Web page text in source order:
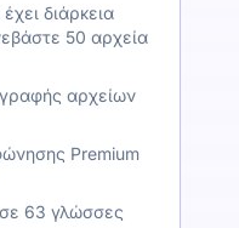
διάρκεια
50 αρχεία
αρχείων
Premium
63 γλώσσες